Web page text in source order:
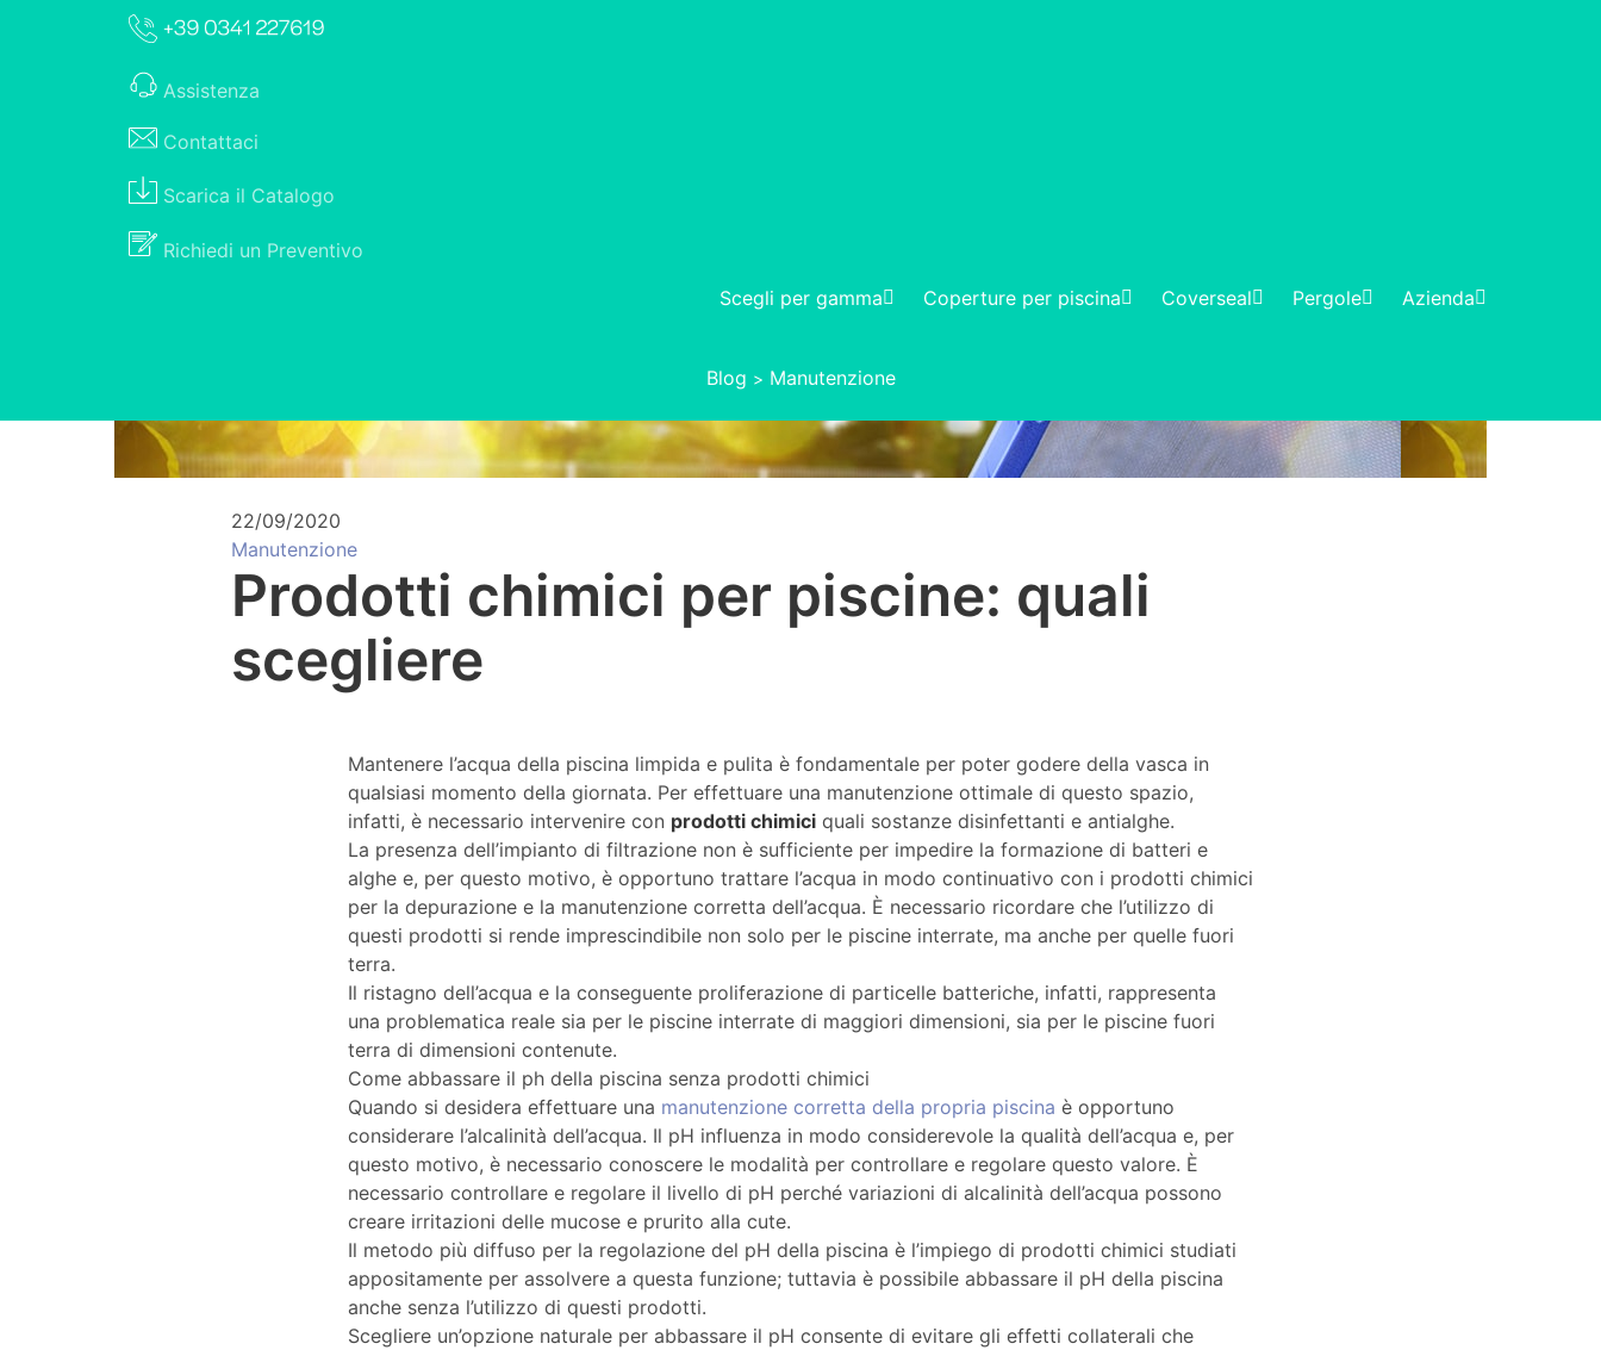
Assistenza
Contattaci
Scarica il Catalogo
Richiedi un Preventivo
Scegli per gamma Coperture per piscina Coverseal Pergole Azienda
Blog > Manutenzione
22/09/2020
Manutenzione
Prodotti chimici per piscine: quali
scegliere
Mantenere l’acqua della piscina limpida e pulita è fondamentale per poter godere della vasca in
qualsiasi momento della giornata. Per effettuare una manutenzione ottimale di questo spazio,
infatti, è necessario intervenire con prodotti chimici quali sostanze disinfettanti e antialghe.
La presenza dell’impianto di filtrazione non è sufficiente per impedire la formazione di batteri e
alghe e, per questo motivo, è opportuno trattare l’acqua in modo continuativo con i prodotti chimici
per la depurazione e la manutenzione corretta dell’acqua. È necessario ricordare che l’utilizzo di
questi prodotti si rende imprescindibile non solo per le piscine interrate, ma anche per quelle fuori
terra.
Il ristagno dell’acqua e la conseguente proliferazione di particelle batteriche, infatti, rappresenta
una problematica reale sia per le piscine interrate di maggiori dimensioni, sia per le piscine fuori
terra di dimensioni contenute.
Come abbassare il ph della piscina senza prodotti chimici
Quando si desidera effettuare una manutenzione corretta della propria piscina è opportuno
considerare l’alcalinità dell’acqua. Il pH influenza in modo considerevole la qualità dell’acqua e, per
questo motivo, è necessario conoscere le modalità per controllare e regolare questo valore. È
necessario controllare e regolare il livello di pH perché variazioni di alcalinità dell’acqua possono
creare irritazioni delle mucose e prurito alla cute.
Il metodo più diffuso per la regolazione del pH della piscina è l’impiego di prodotti chimici studiati
appositamente per assolvere a questa funzione; tuttavia è possibile abbassare il pH della piscina
anche senza l’utilizzo di questi prodotti.
Scegliere un’opzione naturale per abbassare il pH consente di evitare gli effetti collaterali che